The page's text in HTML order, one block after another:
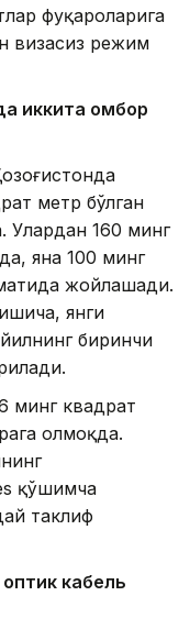
фуқароларига
визасиз режим
иккита омбор
метр бўлган
Улардан 160 минг
яна 100 минг
жойлашади.
янги
биринчи
минг квадрат
олмоқда.
қўшимча
таклиф
кабель